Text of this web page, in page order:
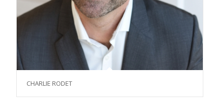
CHARLIE RODET